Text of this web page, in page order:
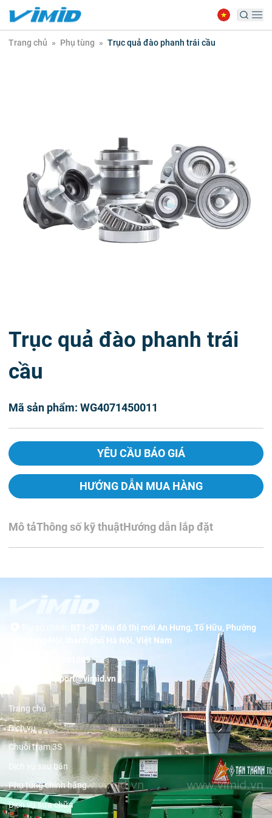
Trang chủ » Phụ tùng » Trục quả đào phanh trái cầu
Trục quả đào phanh trái
cầu
Mã sản phẩm: WG4071450011
YÊU CẦU BÁO GIÁ
HƯỚNG DẪN MUA HÀNG
Mô tảThông số kỹ thuậtHướng dẫn lắp đặt
BT1-07 khu đô thị mới An Hưng, Tố Hữu, Phường
Dương Nội, thành phố Hà Nội, Việt Nam
19001089
support@vimid.vn
Trang chủ
Dịch vụ
Chuỗi trạm 3S
Dịch vụ sau bán
Phụ tùng chính hãng
Dịch vụ sửa chữa